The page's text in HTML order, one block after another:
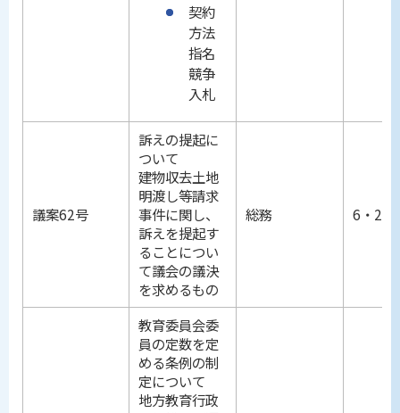
契約
方法
指名
競争
入札
議案62号
訴えの提起に
ついて
建物収去土地
明渡し等請求
事件に関し、
訴えを提起す
ることについ
て議会の議決
を求めるもの
総務 6・25
教育委員会委
員の定数を定
める条例の制
定について
地方教育行政